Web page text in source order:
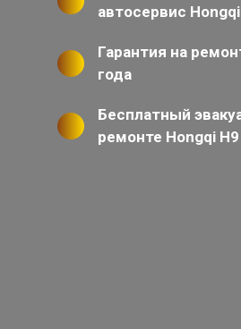
автосервис Hongqi
Гарантия на
года
Бесплатный
ремонте Hongqi H9